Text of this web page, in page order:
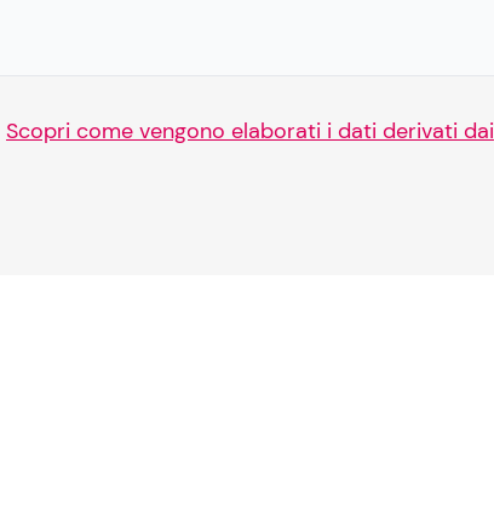
Scopri come vengono elaborati i dati derivati dai